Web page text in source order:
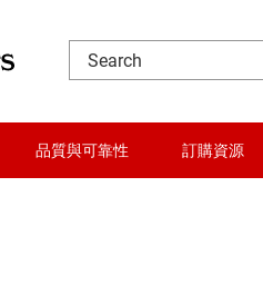
品質與可靠性 訂購資源